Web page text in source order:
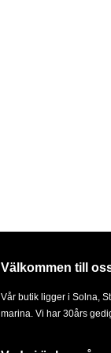
Välkommen till
Vår butik ligger i Solna,
marina. Vi har 30års